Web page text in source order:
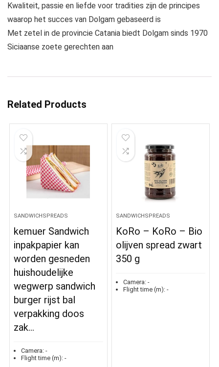
Kwaliteit, passie en liefde voor tradities zijn de principes
waarop het succes van Dolgam gebaseerd is
Met zetel in de provincie Catania biedt Dolgam sinds 1970
Siciaanse zoete gerechten aan
Related Products
SANDWICHSPREADS
kemuer Sandwich
inpakpapier kan
worden gesneden
huishoudelijke
wegwerp sandwich
burger rijst bal
verpakking doos
zak…
Camera: -
Flight time (m): -
SANDWICHSPREADS
KoRo – KoRo – Bio
olijven spread zwart
350 g
Camera: -
Flight time (m): -